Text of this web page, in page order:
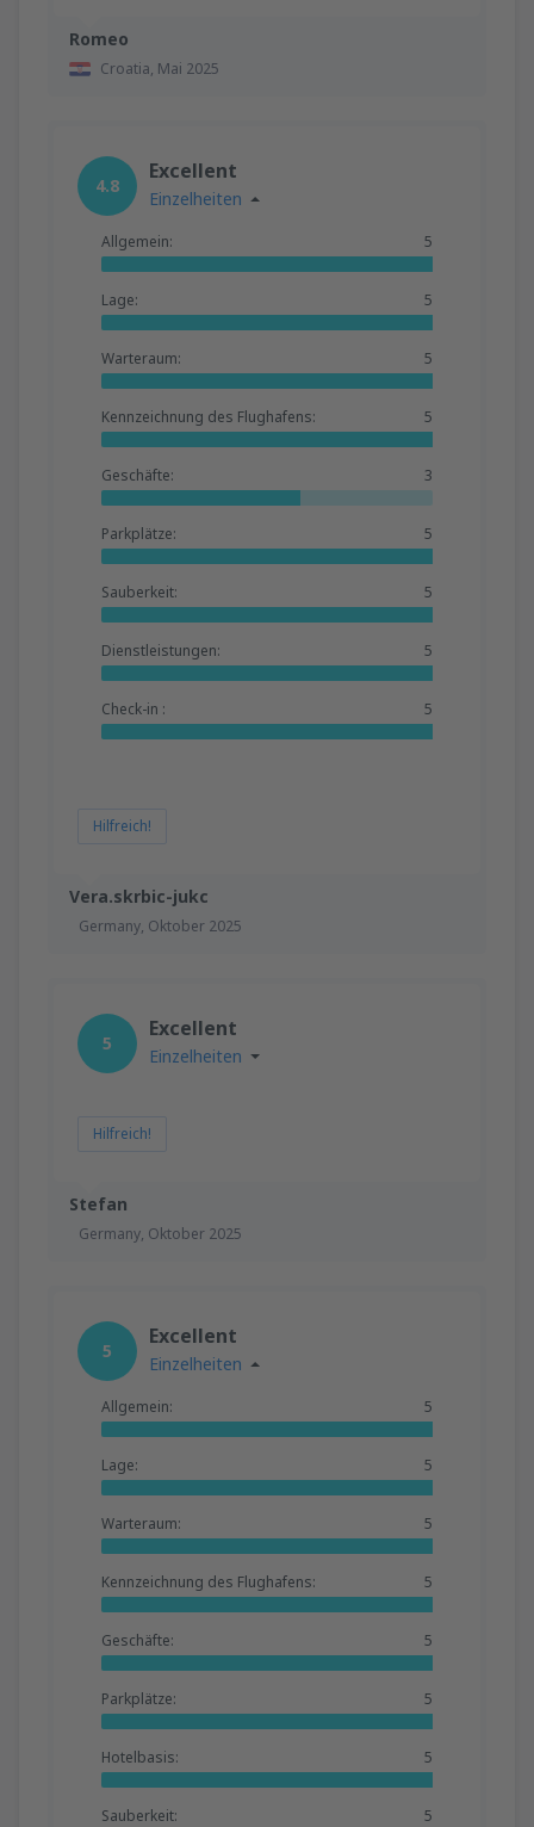
Romeo
Croatia, Mai 2025
Vera.skrbic-jukc
Germany, Oktober 2025
4.8
Excellent
Einzelheiten
Allgemein: 5
Lage: 5
Warteraum: 5
Kennzeichnung des Flughafens: 5
Geschäfte: 3
Parkplätze: 5
Sauberkeit: 5
Dienstleistungen: 5
Check-in : 5
Hilfreich!
Stefan
Germany, Oktober 2025
5
Excellent
Einzelheiten
Hilfreich!
5
Excellent
Einzelheiten
Allgemein: 5
Lage: 5
Warteraum: 5
Kennzeichnung des Flughafens: 5
Geschäfte: 5
Parkplätze: 5
Hotelbasis: 5
Sauberkeit: 5